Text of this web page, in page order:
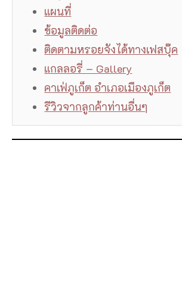
แผนที่
ข้อมูลติดต่อ
ติดตามหรอยจังได้ทางเฟสบุ๊ค
แกลลอรี่ – Gallery
คาเฟ่ภูเก็ต อำเภอเมืองภูเก็ต
รีวิวจากลูกค้าท่านอื่นๆ